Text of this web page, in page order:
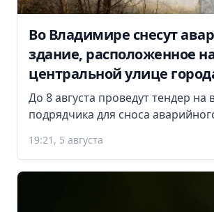
Во Владимире снесут
здание, расположенное
центральной улице
До 8 августа проведут тендер на
подрядчика для сноса
19:21, 5 августа